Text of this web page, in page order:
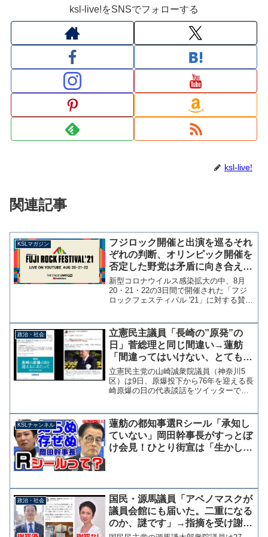
ksl-live!をSNSでフォローする
ksl-live!
関連記事
KSLマガジン
フジロック開催と出演を巡るそれ
ぞれの判断、オリンピック開催を
否定した野党は矛盾に向き合えず
沈黙【マガジン121号】
新型コロナウイルス感染拡大の中、8月
20・21・22の3日間で開催された「フジ
ロックフェスティバル '21」に対する賛否
ックが無事終了したこともあり、民間で
やるフジロック...
政治・社会
立憲民主議員「長崎の”原発”の
日」菅総理と同じ間違い→蓮舫
「間違ってはいけない、とても大
切にしなくてはいけない言葉があ
ります」
立憲民主党の山崎誠衆院議員（神奈川5
区）は9日、原爆投下から76年を迎える長
崎原爆の日の代表談話をツイッターで引
は、菅総理が"原爆"を"原発"と言い間違え
訂正したこと...
KSLチャンネル
蓮舫の都知事選Rシール「承知し
ていない」岡田幹事長がすっとぼ
け会見！ひとり街宣は「生かしき
政治・社会
国民・源馬議員「アベノマスクが
議員会館にも届いた。二重になる
のか、謎です」→指摘を受け謝罪
「配布方法を理解していませんで